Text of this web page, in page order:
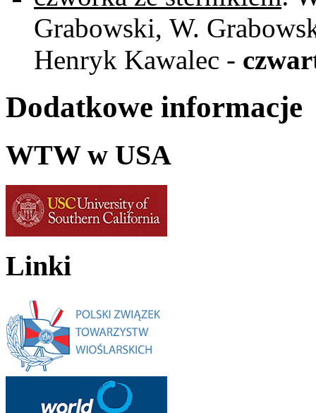
Grabowski, W.
Henryk Kawalec -
Dodatkowe informacje
WTW w USA
Linki